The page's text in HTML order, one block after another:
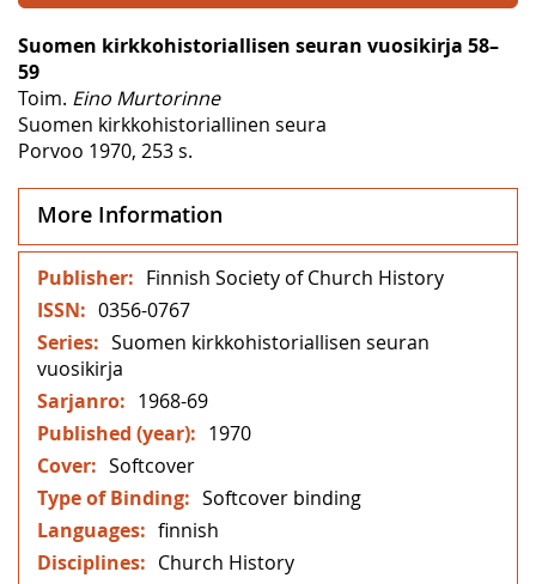
Suomen kirkkohistoriallisen seuran vuosikirja 58–
59
Toim. Eino Murtorinne
Suomen kirkkohistoriallinen seura
Porvoo 1970, 253 s.
More Information
More
Information
Finnish Society of Church History
0356-0767
Suomen kirkkohistoriallisen seuran
vuosikirja
1968-69
1970
Softcover
Softcover binding
finnish
Church History